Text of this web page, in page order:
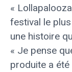
«
festival le
une histoire
« Je pense
produite a